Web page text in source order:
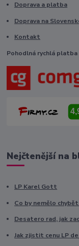
Doprava a platba
Doprava na
Kontakt
Pohodlná rychlá platba
Nejčtenější na
LP Karel Gott
Co by nemělo
Desatero rad, jak
Jak zjistit cenu LP